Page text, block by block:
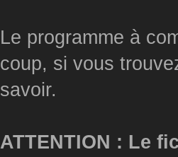
Le programme à
coup, si vous
savoir.
ATTENTION : Le